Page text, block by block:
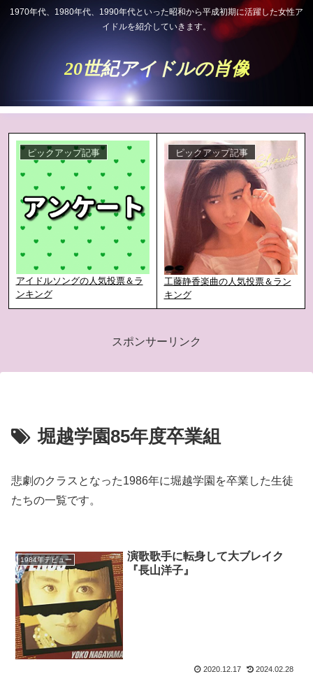
1970年代、1980年代、1990年代といった昭和から平成初期に活躍した女性ア
イドルを紹介していきます。
20世紀アイドルの肖像
ピックアップ記事
アイドルソングの人気投票＆ラ
ンキング
ピックアップ記事
工藤静香楽曲の人気投票＆ラン
キング
スポンサーリンク
堀越学園85年度卒業組
悲劇のクラスとなった1986年に堀越学園を卒業した生徒
たちの一覧です。
1984年デビュー
演歌歌手に転身して大ブレイク
『長山洋子』
2020.12.17 2024.02.28